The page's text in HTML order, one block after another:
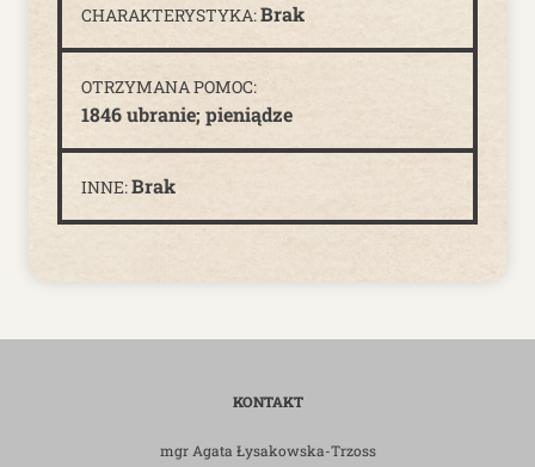
CHARAKTERYSTYKA:Brak
OTRZYMANA POMOC:
1846 ubranie; pieniądze
INNE:Brak
KONTAKT
mgr Agata Łysakowska-Trzoss